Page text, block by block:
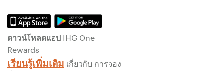
ดาวน์โหลดแอป IHG One
Rewards
เรียนรู้เพิ่มเติม เกี่ยวกับ การจอง
เราไม่คิดค่าธรรมเนียมการจองสำหรับการจอง
โดยตรงกับเรา
ข้อมูลส่วนบุคคล และการรักษาความปลอดภัย
เว็บไซต์